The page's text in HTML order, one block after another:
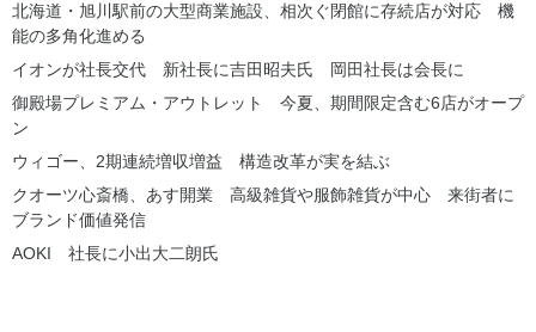
北海道・旭川駅前の大型商業施設、相次ぐ閉館に存続店が対応 機
能の多角化進める
イオンが社長交代 新社長に吉田昭夫氏 岡田社長は会長に
御殿場プレミアム・アウトレット 今夏、期間限定含む6店がオープ
ン
ウィゴー、2期連続増収増益 構造改革が実を結ぶ
クオーツ心斎橋、あす開業 高級雑貨や服飾雑貨が中心 来街者に
ブランド価値発信
AOKI 社長に小出大二朗氏